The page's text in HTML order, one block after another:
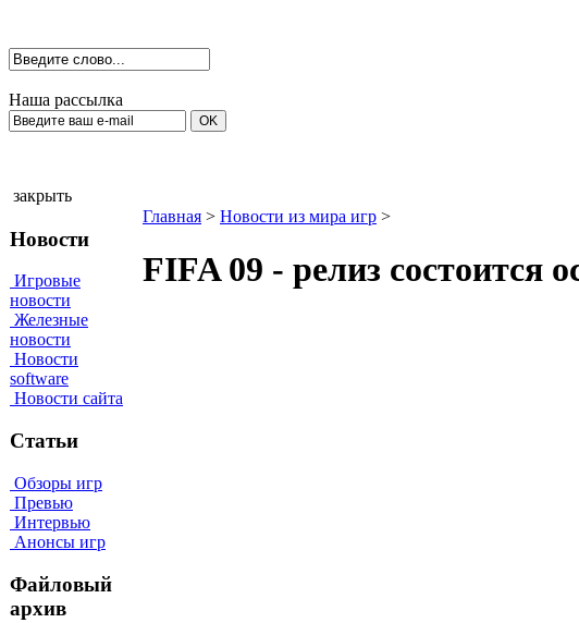
Наша рассылка
закрыть
Новости
Игровые
новости
Железные
новости
Новости
software
Новости сайта
Статьи
Обзоры игр
Превью
Интервью
Анонсы игр
Файловый
архив
Главная > Новости из мира игр >
FIFA 09 - релиз состоится